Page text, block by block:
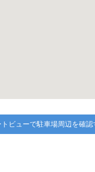
ビューで駐車場周辺を確認